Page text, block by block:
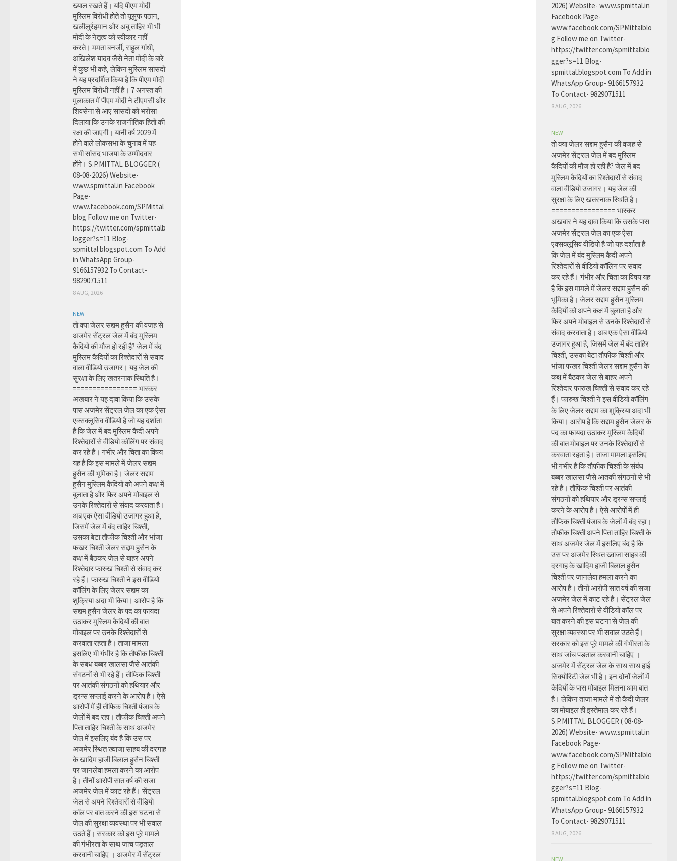
ख्याल रखते हैं। यदि पीएम मोदी
मुस्लिम विरोधी होते तो यूसुफ पठान,
खलीलुर्रहमान और अबु ताहिर भी भी
मोदी के नेतृत्व को स्वीकार नहीं
करते। ममता बनर्जी, राहुल गांधी,
अखिलेश यादव जैसे नेता मोदी के बारे
में कुछ भी कहे, लेकिन मुस्लिम सांसदों
ने यह प्रदर्शित किया है कि पीएम मोदी
मुस्लिम विरोधी नहीं है। 7 अगस्त की
मुलाकात में पीएम मोदी ने टीएमसी और
शिवसेना से आए सांसदों को भरोसा
दिलाया कि उनके राजनीतिक हितों की
रक्षा की जाएगी। यानी वर्ष 2029 में
होने वाले लोकसभा के चुनाव में यह
सभी सांसद भाजपा के उम्मीदवार
होंगे। S.P.MITTAL BLOGGER (
08-08-2026) Website-
www.spmittal.in Facebook
Page-
www.facebook.com/SPMittal
blog Follow me on Twitter-
https://twitter.com/spmittalb
logger?s=11 Blog-
spmittal.blogspot.com To Add
in WhatsApp Group-
9166157932 To Contact-
9829071511
8 AUG, 2026
NEW
तो क्या जेलर सद्दाम हुसैन की वजह से
अजमेर सेंट्रल जेल में बंद मुस्लिम
कैदियों की मौज हो रही है? जेल में बंद
मुस्लिम कैदियों का रिश्तेदारों से संवाद
वाला वीडियो उजागर। यह जेल की
सुरक्षा के लिए खतरनाक स्थिति है।
================ भास्कर
अखबार ने यह दावा किया कि उसके
पास अजमेर सेंट्रल जेल का एक ऐसा
एक्सक्लूसिव वीडियो है जो यह दर्शाता
है कि जेल में बंद मुस्लिम कैदी अपने
रिश्तेदारों से वीडियो कॉलिंग पर संवाद
कर रहे हैं। गंभीर और चिंता का विषय
यह है कि इस मामले में जेलर सद्दाम
हुसैन की भूमिका है। जेलर सद्दाम
हुसैन मुस्लिम कैदियों को अपने कक्ष में
बुलाता है और फिर अपने मोबाइल से
उनके रिश्तेदारों से संवाद करवाता है।
अब एक ऐसा वीडियो उजागर हुआ है,
जिसमें जेल में बंद ताहिर चिश्ती,
उसका बेटा तौफीक चिश्ती और भांजा
फखर चिश्ती जेलर सद्दाम हुसैन के
कक्ष में बैठकर जेल से बाहर अपने
रिश्तेदार फारुख चिश्ती से संवाद कर
रहे हैं। फारुख चिश्ती ने इस वीडियो
कॉलिंग के लिए जेलर सद्दाम का
शुक्रिया अदा भी किया। आरोप है कि
सद्दाम हुसैन जेलर के पद का फायदा
उठाकर मुस्लिम कैदियों की बात
मोबाइल पर उनके रिश्तेदारों से
करवाता रहता है। ताजा मामला
इसलिए भी गंभीर है कि तौफीक चिश्ती
के संबंध बब्बर खालसा जैसे आतंकी
संगठनों से भी रहे हैं। तौफिक चिश्ती
पर आतंकी संगठनों को हथियार और
ड्रग्स सप्लाई करने के आरोप है। ऐसे
आरोपों में ही तौफिक चिश्ती पंजाब के
जेलों में बंद रहा। तौफीक चिश्ती अपने
पिता ताहिर चिश्ती के साथ अजमेर
जेल में इसलिए बंद है कि उस पर
अजमेर स्थित ख्वाजा साहब की दरगाह
के खादिम हाजी बिलाल हुसैन चिश्ती
पर जानलेवा हमला करने का आरोप
है। तीनों आरोपी सात वर्ष की सजा
अजमेर जेल में काट रहे हैं। सेंट्रल
जेल से अपने रिश्तेदारों से वीडियो
कॉल पर बात करने की इस घटना से
जेल की सुरक्षा व्यवस्था पर भी सवाल
उठते हैं। सरकार को इस पूरे मामले
की गंभीरता के साथ जांच पड़ताल
करवानी चाहिए । अजमेर में सेंट्रल
2026) Website- www.spmittal.in
Facebook Page-
www.facebook.com/SPMittalblo
g Follow me on Twitter-
https://twitter.com/spmittalblo
gger?s=11 Blog-
spmittal.blogspot.com To Add in
WhatsApp Group- 9166157932
To Contact- 9829071511
8 AUG, 2026
NEW
तो क्या जेलर सद्दाम हुसैन की वजह से
अजमेर सेंट्रल जेल में बंद मुस्लिम
कैदियों की मौज हो रही है? जेल में बंद
मुस्लिम कैदियों का रिश्तेदारों से संवाद
वाला वीडियो उजागर। यह जेल की
सुरक्षा के लिए खतरनाक स्थिति है।
================ भास्कर
अखबार ने यह दावा किया कि उसके पास
अजमेर सेंट्रल जेल का एक ऐसा
एक्सक्लूसिव वीडियो है जो यह दर्शाता है
कि जेल में बंद मुस्लिम कैदी अपने
रिश्तेदारों से वीडियो कॉलिंग पर संवाद
कर रहे हैं। गंभीर और चिंता का विषय यह
है कि इस मामले में जेलर सद्दाम हुसैन की
भूमिका है। जेलर सद्दाम हुसैन मुस्लिम
कैदियों को अपने कक्ष में बुलाता है और
फिर अपने मोबाइल से उनके रिश्तेदारों से
संवाद करवाता है। अब एक ऐसा वीडियो
उजागर हुआ है, जिसमें जेल में बंद ताहिर
चिश्ती, उसका बेटा तौफीक चिश्ती और
भांजा फखर चिश्ती जेलर सद्दाम हुसैन के
कक्ष में बैठकर जेल से बाहर अपने
रिश्तेदार फारुख चिश्ती से संवाद कर रहे
हैं। फारुख चिश्ती ने इस वीडियो कॉलिंग
के लिए जेलर सद्दाम का शुक्रिया अदा भी
किया। आरोप है कि सद्दाम हुसैन जेलर के
पद का फायदा उठाकर मुस्लिम कैदियों
की बात मोबाइल पर उनके रिश्तेदारों से
करवाता रहता है। ताजा मामला इसलिए
भी गंभीर है कि तौफीक चिश्ती के संबंध
बब्बर खालसा जैसे आतंकी संगठनों से भी
रहे हैं। तौफिक चिश्ती पर आतंकी
संगठनों को हथियार और ड्रग्स सप्लाई
करने के आरोप है। ऐसे आरोपों में ही
तौफिक चिश्ती पंजाब के जेलों में बंद रहा।
तौफीक चिश्ती अपने पिता ताहिर चिश्ती के
साथ अजमेर जेल में इसलिए बंद है कि
उस पर अजमेर स्थित ख्वाजा साहब की
दरगाह के खादिम हाजी बिलाल हुसैन
चिश्ती पर जानलेवा हमला करने का
आरोप है। तीनों आरोपी सात वर्ष की सजा
अजमेर जेल में काट रहे हैं। सेंट्रल जेल
से अपने रिश्तेदारों से वीडियो कॉल पर
बात करने की इस घटना से जेल की
सुरक्षा व्यवस्था पर भी सवाल उठते हैं।
सरकार को इस पूरे मामले की गंभीरता के
साथ जांच पड़ताल करवानी चाहिए ।
अजमेर में सेंट्रल जेल के साथ साथ हाई
सिक्योरिटी जेल भी है। इन दोनों जेलों में
कैदियों के पास मोबाइल मिलना आम बात
है। लेकिन ताजा मामले में तो कैदी जेलर
का मोबाइल ही इस्तेमाल कर रहे हैं।
S.P.MITTAL BLOGGER ( 08-08-
2026) Website- www.spmittal.in
Facebook Page-
www.facebook.com/SPMittalblo
g Follow me on Twitter-
https://twitter.com/spmittalblo
gger?s=11 Blog-
spmittal.blogspot.com To Add in
WhatsApp Group- 9166157932
To Contact- 9829071511
8 AUG, 2026
NEW